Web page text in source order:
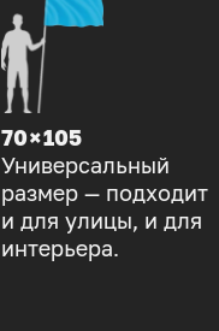
70 × 105
Универсальный
размер — подходит
и для улицы, и для
интерьера.